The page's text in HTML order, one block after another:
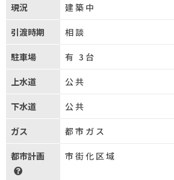
現況 建築中
引渡時期 相談
駐車場 有 3台
上水道 公共
下水道 公共
ガス 都市ガス
都市計画 市街化区域